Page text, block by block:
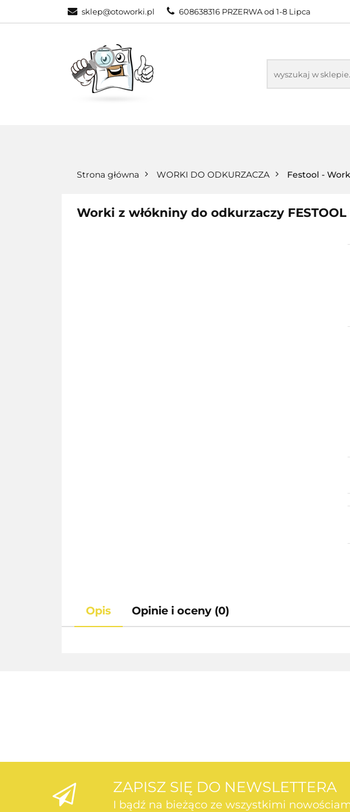
sklep@otoworki.pl 608638316 PRZERWA od 1-8 Lipca
NASZA OFERTA KONTAKT
Strona główna WORKI DO ODKURZACZA Festool -
Worki z włókniny do odkurzaczy FESTOOL
Opis Opinie i oceny (0)
ZAPISZ SIĘ DO NEWSLETTERA
I bądź na bieżąco ze wszystkimi